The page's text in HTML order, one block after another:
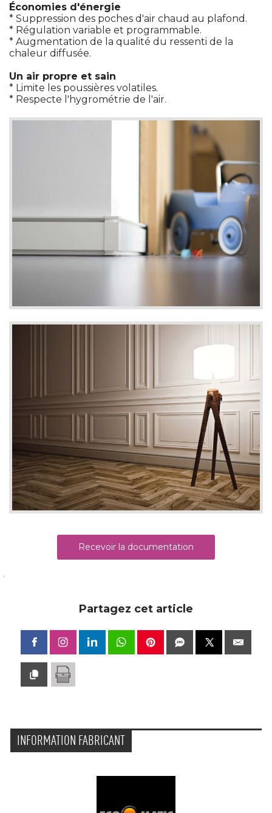
Économies d'énergie
* Suppression des poches d'air chaud au plafond.
* Régulation variable et programmable.
* Augmentation de la qualité du ressenti de la
chaleur diffusée.
Un air propre et sain
* Limite les poussières volatiles.
* Respecte l'hygrométrie de l'air.
Recevoir la documentation
Partagez cet article
INFORMATION FABRICANT